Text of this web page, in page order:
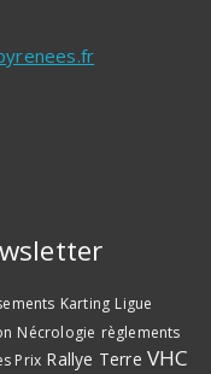
Karting Ligue
Nécrologie règlements
Prix Rallye Terre VHC